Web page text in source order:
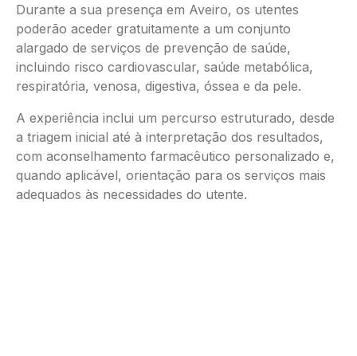
Durante a sua presença em Aveiro, os utentes
poderão aceder gratuitamente a um conjunto
alargado de serviços de prevenção de saúde,
incluindo risco cardiovascular, saúde metabólica,
respiratória, venosa, digestiva, óssea e da pele.
A experiência inclui um percurso estruturado, desde
a triagem inicial até à interpretação dos resultados,
com aconselhamento farmacêutico personalizado e,
quando aplicável, orientação para os serviços mais
adequados às necessidades do utente.